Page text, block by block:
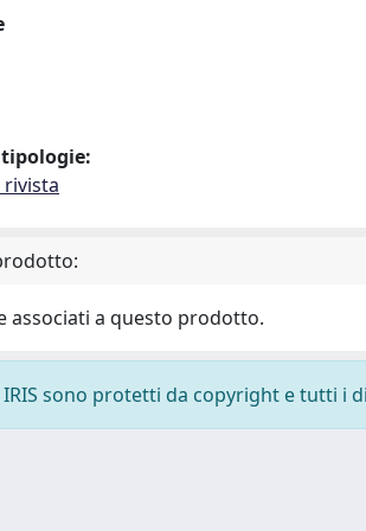
rivista
associati a questo prodotto.
sono protetti da copyright e tutti i